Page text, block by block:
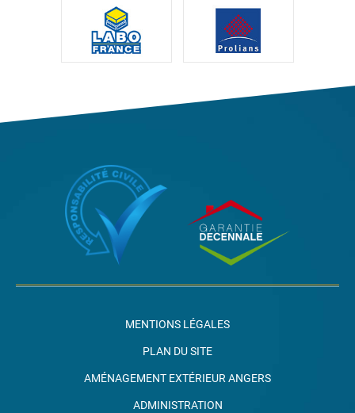
MENTIONS LÉGALES
PLAN DU SITE
AMÉNAGEMENT EXTÉRIEUR ANGERS
ADMINISTRATION